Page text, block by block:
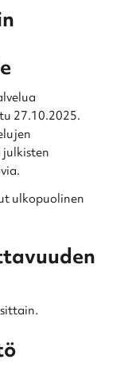
27.10.2025.
ulkopuolinen